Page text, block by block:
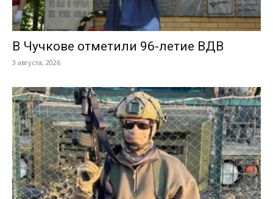
В Чучкове отметили 96-летие ВДВ
3 августа, 2026